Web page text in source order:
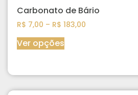
Carbonato de Bário
R$ 7,00 – R$ 183,00
Ver opções